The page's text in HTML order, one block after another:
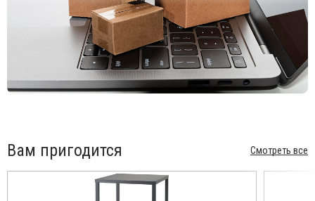
Вам пригодится Смотреть все